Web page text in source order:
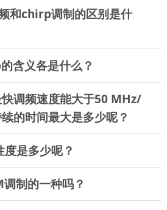
和chirp调制的区别是什
含义各是什么？
调频速度能大于50 MHz/
的时间最大是多少呢？
是多少呢？
制的一种吗？